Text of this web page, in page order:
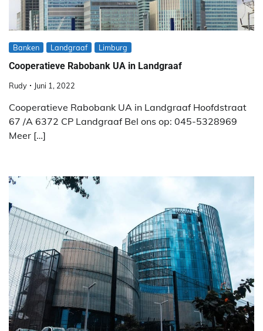
Banken Landgraaf Limburg
Cooperatieve Rabobank UA in Landgraaf
Rudy Juni 1, 2022
Cooperatieve Rabobank UA in Landgraaf Hoofdstraat
67 /A 6372 CP Landgraaf Bel ons op: 045-5328969
Meer […]